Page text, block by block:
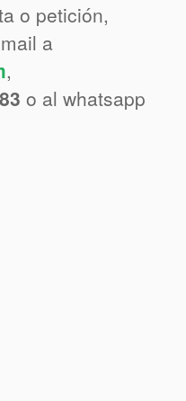
o petición,
a
,
o al whatsapp